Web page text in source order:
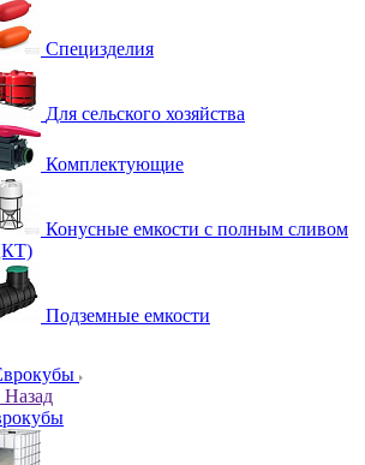
Специзделия
Для сельского хозяйства
Комплектующие
Конусные емкости с полным сливом
Подземные емкости
Назад